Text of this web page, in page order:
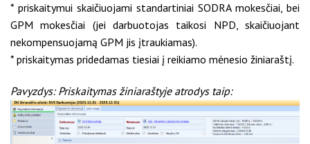
* priskaitymui skaičiuojami standartiniai SODRA mokesčiai, bei
GPM mokesčiai (jei darbuotojas taikosi NPD, skaičiuojant
nekompensuojamą GPM jis įtraukiamas).
* priskaitymas pridedamas tiesiai į reikiamo mėnesio žiniaraštį.
Pavyzdys: Priskaitymas žiniaraštyje atrodys taip: